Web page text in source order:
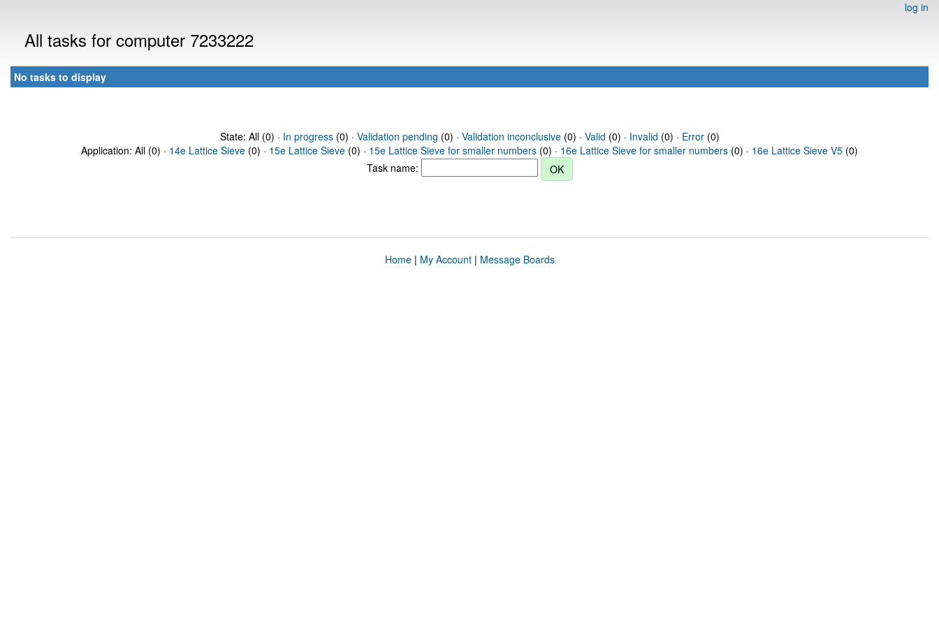
log in
All tasks for computer 7233222
No tasks to display
State: All (0) · In progress(0) · Validation pending (0) · Validation inconclusive(0) · Valid (0) · Invalid (0) · Error(0)
Application: All (0) · 14e Lattice Sieve (0) · 15e Lattice Sieve (0) · 15e Lattice Sieve for smaller numbers (0) · 16e Lattice Sieve for smaller numbers (0) · 16e Lattice Sieve V5 (0)
Task name:
Home| My Account| Message Boards